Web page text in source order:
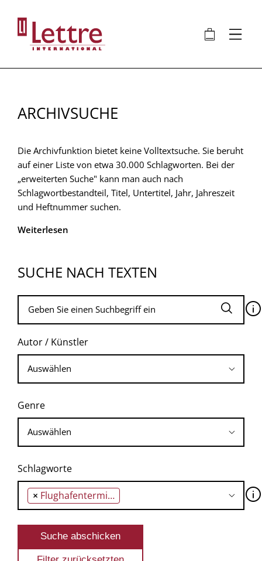
Inhalt
🛍 ⋮
ARCHIVSUCHE
Die Archivfunktion bietet keine Volltextsuche. Sie beruht
auf einer Liste von etwa 30.000 Schlagworten. Bei der
„erweiterten Suche" kann man auch nach
Schlagwortbestandteil, Titel, Untertitel, Jahr, Jahreszeit
und Heftnummer suchen.
Weiterlesen
SUCHE NACH TEXTEN
🛈
Autor / Künstler
Genre
Schlagworte
× Flughafenterminal 🛈